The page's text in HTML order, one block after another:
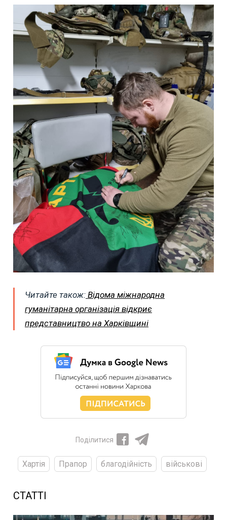
Читайте також: Відома міжнародна
гуманітарна організація відкриє
представництво на Харківщині
Поділитися
Хартія Прапор благодійність військові
СТАТТІ